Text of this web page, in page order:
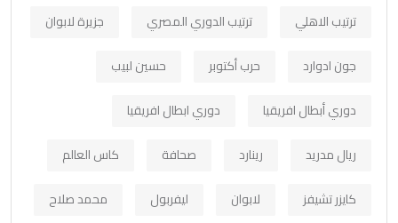
ترتيب الاهلي
ترتيب الدوري المصري
جزيرة لابوان
جون ادوارد
حرب أكتوبر
حسين لبيب
دوري أبطال افريقيا
دوري ابطال افريقيا
ريال مدريد
رينارد صحافة
كاس العالم
كايزر تشيفز
لابوان ليفربول محمد صلاح